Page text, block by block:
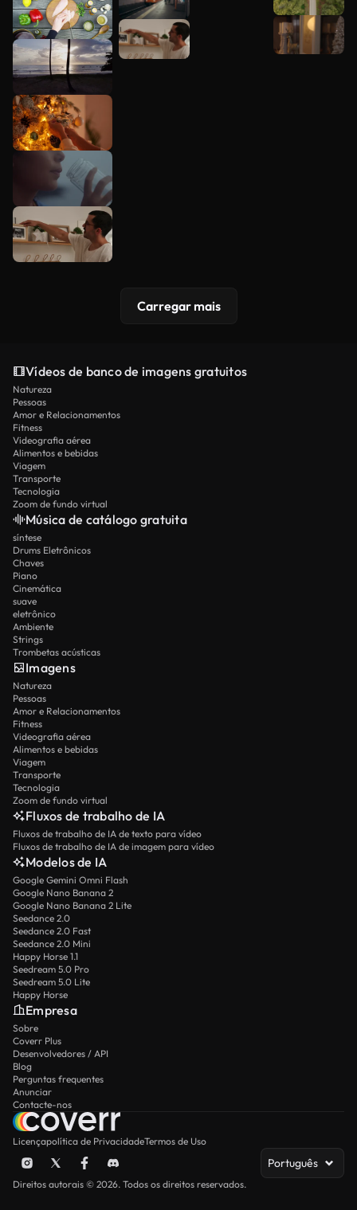
Carregar mais
Vídeos de banco de imagens gratuitos
Natureza
Pessoas
Amor e Relacionamentos
Fitness
Videografia aérea
Alimentos e bebidas
Viagem
Transporte
Tecnologia
Zoom de fundo virtual
Música de catálogo gratuita
síntese
Drums Eletrônicos
Chaves
Piano
Cinemática
suave
eletrônico
Ambiente
Strings
Trombetas acústicas
Imagens
Natureza
Pessoas
Amor e Relacionamentos
Fitness
Videografia aérea
Alimentos e bebidas
Viagem
Transporte
Tecnologia
Zoom de fundo virtual
Fluxos de trabalho de IA
Fluxos de trabalho de IA de texto para vídeo
Fluxos de trabalho de IA de imagem para vídeo
Modelos de IA
Google Gemini Omni Flash
Google Nano Banana 2
Google Nano Banana 2 Lite
Seedance 2.0
Seedance 2.0 Fast
Seedance 2.0 Mini
Happy Horse 1.1
Seedream 5.0 Pro
Seedream 5.0 Lite
Happy Horse
Empresa
Sobre
Coverr Plus
Desenvolvedores / API
Blog
Perguntas frequentes
Anunciar
Contacte-nos
Licençapolítica de PrivacidadeTermos de Uso
Português
Direitos autorais © 2026. Todos os direitos reservados.